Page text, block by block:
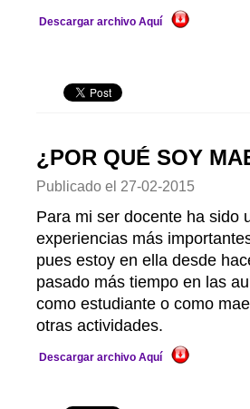
Descargar archivo Aquí
¿POR QUÉ SOY
Publicado el 27-02-2015
Para mi ser docente ha sido
experiencias más
pues estoy en ella desde
pasado más tiempo en las
como estudiante o como
otras actividades.
Descargar archivo Aquí